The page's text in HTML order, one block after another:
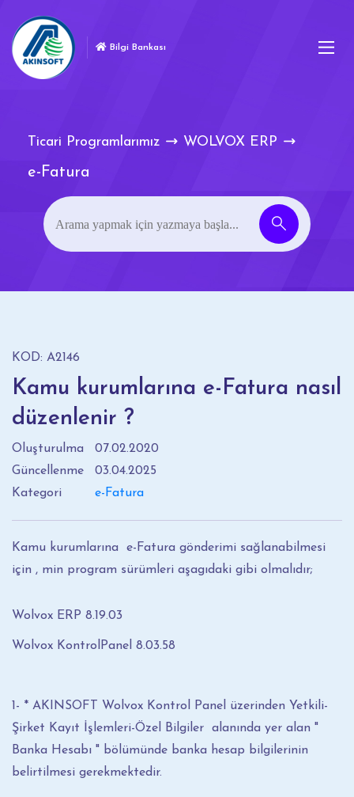
Bilgi Bankası
Ticari Programlarımız WOLVOX ERP
e-Fatura
KOD: A2146
Kamu kurumlarına e-Fatura nasıl
düzenlenir ?
Oluşturulma
07.02.2020
Güncellenme
03.04.2025
Kategori
e-Fatura
Kamu kurumlarına e-Fatura gönderimi sağlanabilmesi
için , min program sürümleri aşagıdaki gibi olmalıdır;
Wolvox ERP 8.19.03
Wolvox KontrolPanel 8.03.58
1- * AKINSOFT Wolvox Kontrol Panel üzerinden Yetkili-
Şirket Kayıt İşlemleri-Özel Bilgiler alanında yer alan "
Banka Hesabı " bölümünde banka hesap bilgilerinin
belirtilmesi gerekmektedir.